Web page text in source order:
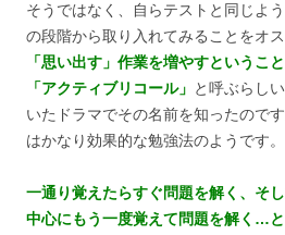
そうではなく、自らテストと同じよ
の段階から取り入れてみることをオス
「思い出す」作業を増やすということ
「アクティブリコール」 と呼ぶらし
いたドラマでその名前を知ったので
はかなり効果的な勉強法のようです。
一通り覚えたらすぐ問題を解く、そ
中心にもう一度覚えて問題を解く…